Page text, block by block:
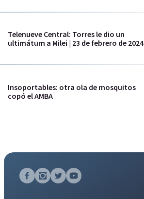
Telenueve Central: Torres le dio un
ultimátum a Milei | 23 de febrero de 2024
Insoportables: otra ola de mosquitos
copó el AMBA